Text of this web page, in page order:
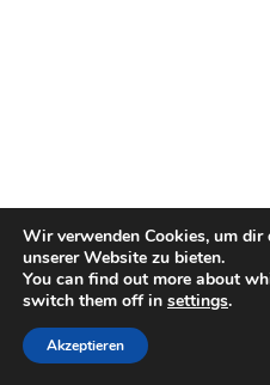
Wir verwenden Cookies, um
unserer Website zu bieten.
You can find out more about
switch them off in settings.
Akzeptieren